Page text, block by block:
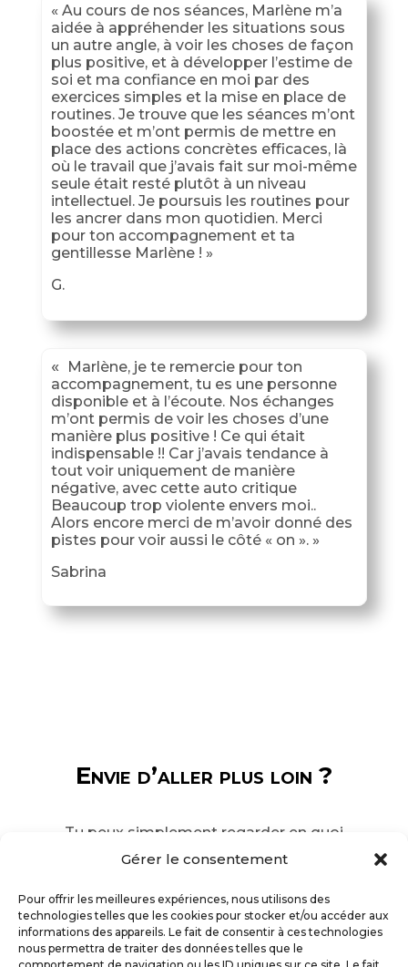
Gérer le consentement
Pour offrir les meilleures expériences, nous utilisons des
technologies telles que les cookies pour stocker et/ou accéder aux
informations des appareils. Le fait de consentir à ces technologies
nous permettra de traiter des données telles que le
« Au cours de nos séances, Marlène m’a
aidée à appréhender les situations sous
un autre angle, à voir les choses de façon
plus positive, et à développer l’estime de
soi et ma confiance en moi par des
exercices simples et la mise en place de
routines. Je trouve que les séances m’ont
boostée et m’ont permis de mettre en
place des actions concrètes efficaces, là
où le travail que j’avais fait sur moi-même
seule était resté plutôt à un niveau
intellectuel. Je poursuis les routines pour
les ancrer dans mon quotidien. Merci
pour ton accompagnement et ta
gentillesse Marlène ! »
G.
« Marlène, je te remercie pour ton
accompagnement, tu es une personne
disponible et à l’écoute. Nos échanges
m’ont permis de voir les choses d’une
manière plus positive ! Ce qui était
indispensable !! Car j’avais tendance à
tout voir uniquement de manière
négative, avec cette auto critique
Beaucoup trop violente envers moi..
Alors encore merci de m’avoir donné des
pistes pour voir aussi le côté « on ».»
Sabrina
Envie d’aller plus loin ?
Tu peux simplement regarder en quoi
consiste l’accompagnement et voir si
c’est ce dont tu as besoin en ce
Découvrir